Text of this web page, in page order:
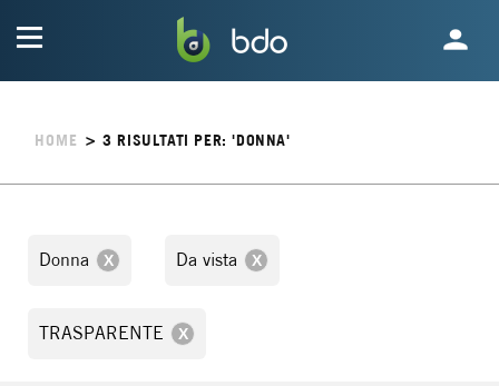
HOME > 3RISULTATI PER: 'DONNA'
Donna Da vista
TRASPARENTE